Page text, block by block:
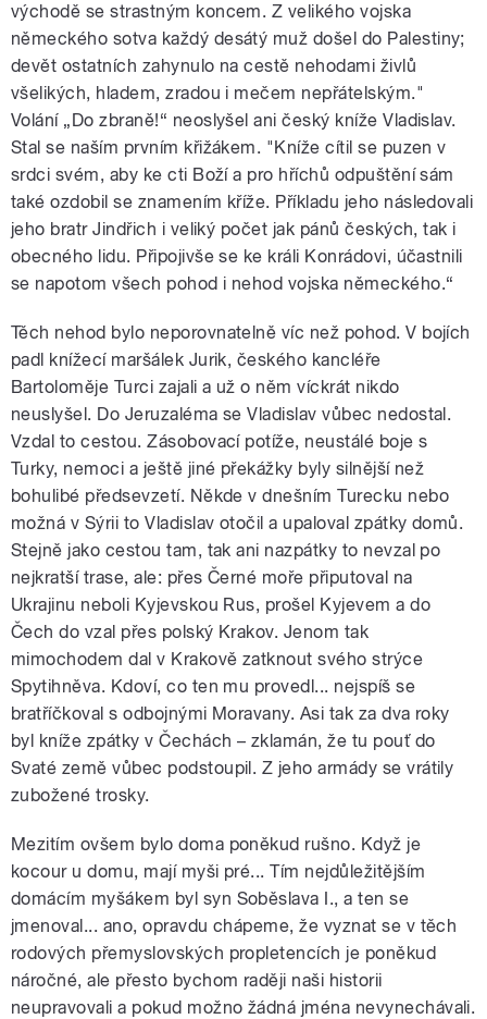
východě se strastným koncem. Z velikého vojska
německého sotva každý desátý muž došel do Palestiny;
devět ostatních zahynulo na cestě nehodami živlů
všelikých, hladem, zradou i mečem nepřátelským."
Volání „Do zbraně!“ neoslyšel ani český kníže Vladislav.
Stal se naším prvním křižákem. "Kníže cítil se puzen v
srdci svém, aby ke cti Boží a pro hříchů odpuštění sám
také ozdobil se znamením kříže. Příkladu jeho následovali
jeho bratr Jindřich i veliký počet jak pánů českých, tak i
obecného lidu. Připojivše se ke králi Konrádovi, účastnili
se napotom všech pohod i nehod vojska německého.“
Těch nehod bylo neporovnatelně víc než pohod. V bojích
padl knížecí maršálek Jurik, českého kancléře
Bartoloměje Turci zajali a už o něm víckrát nikdo
neuslyšel. Do Jeruzaléma se Vladislav vůbec nedostal.
Vzdal to cestou. Zásobovací potíže, neustálé boje s
Turky, nemoci a ještě jiné překážky byly silnější než
bohulibé předsevzetí. Někde v dnešním Turecku nebo
možná v Sýrii to Vladislav otočil a upaloval zpátky domů.
Stejně jako cestou tam, tak ani nazpátky to nevzal po
nejkratší trase, ale: přes Černé moře připutoval na
Ukrajinu neboli Kyjevskou Rus, prošel Kyjevem a do
Čech do vzal přes polský Krakov. Jenom tak
mimochodem dal v Krakově zatknout svého strýce
Spytihněva. Kdoví, co ten mu provedl... nejspíš se
bratříčkoval s odbojnými Moravany. Asi tak za dva roky
byl kníže zpátky v Čechách – zklamán, že tu pouť do
Svaté země vůbec podstoupil. Z jeho armády se vrátily
zubožené trosky.
Mezitím ovšem bylo doma poněkud rušno. Když je
kocour u domu, mají myši pré... Tím nejdůležitějším
domácím myšákem byl syn Soběslava I., a ten se
jmenoval... ano, opravdu chápeme, že vyznat se v těch
rodových přemyslovských propletencích je poněkud
náročné, ale přesto bychom raději naši historii
neupravovali a pokud možno žádná jména nevynechávali.